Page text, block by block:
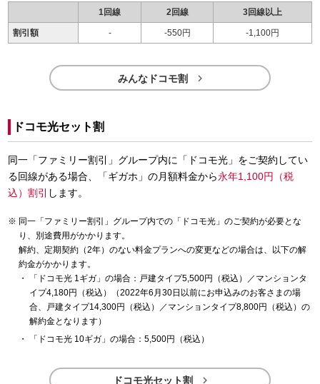
1回線 2回線 3回線以上
割引額 - -550円 -1,100円
みんなドコモ割 
ドコモ光セット割
同一「ファミリー割引」グループ内に「ドコモ光」をご契約してい
る回線がある場合、「ギガホ」の月額料金から永年1,100円（税
込）割引 します。
同一「ファミリー割引」グループ内での「ドコモ光」のご契約が必要とな
り、別途費用がかかります。
解約、定期契約（2年）のない料金プランへの変更などの場合は、以下の解
約金がかかります。
「ドコモ光 1ギガ」の場合：戸建タイプ5,500円（税込）／マンションタ
イプ4,180円（税込）（2022年6月30日以前にお申込みのお客さまの場
合、戸建タイプ14,300円（税込）／マンションタイプ8,800円（税込）の
解約金となります）
「ドコモ光 10ギガ」の場合：5,500円（税込）
ドコモ光セット割 